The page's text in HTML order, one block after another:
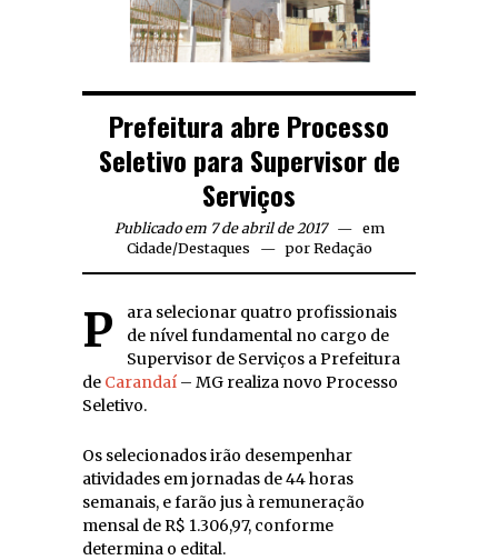
Prefeitura abre Processo
Seletivo para Supervisor de
Serviços
Publicado em 7 de abril de 2017
em
Cidade/Destaques por Redação
Para selecionar quatro profissionais
de nível fundamental no cargo de
Supervisor de Serviços a Prefeitura
de Carandaí – MG realiza novo Processo
Seletivo.
Os selecionados irão desempenhar
atividades em jornadas de 44 horas
semanais, e farão jus à remuneração
mensal de R$ 1.306,97, conforme
determina o edital.